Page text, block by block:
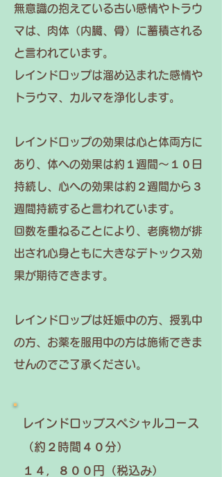
無意識の抱えている古い感情やトラウ
マは、肉体（内臓、骨）に蓄積される
と言われています。
レインドロップは溜め込まれた感情や
トラウマ、カルマを浄化します。
レインドロップの効果は心と体両方に
あり、体への効果は約１週間～１０日
持続し、心への効果は約２週間から３
週間持続すると言われています。
回数を重ねることにより、老廃物が排
出され心身ともに大きなデトックス効
果が期待できます。
レインドロップは妊娠中の方、授乳中
の方、お薬を服用中の方は施術できま
せんのでご了承ください。
​レインドロップスペシャルコース
（約２時間４０分）
​１４，８００円（税込み）